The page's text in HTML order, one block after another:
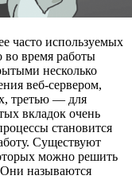
часто используемых
во время работы
несколько
веб-сервером,
третью — для
вкладок очень
становится
Существуют
можно решить
называются